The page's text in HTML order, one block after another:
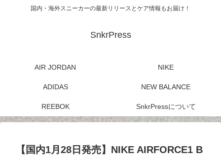
国内・海外スニーカーの最新リリースとケア情報もお届け！
SnkrPress
AIR JORDAN NIKE
ADIDAS NEW BALANCE
REEBOK SnkrPressについて
【国内1月28日発売】NIKE AIRFORCE1 B